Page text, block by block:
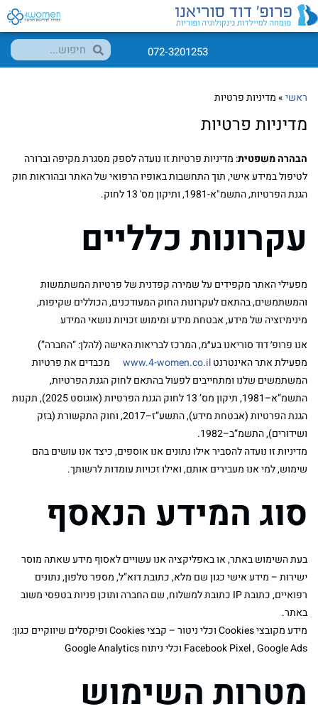
072-3201253
ראשי»מדיניות פרטיות
מדיניות פרטיות
הבהרה משפטית: מדיניות פרטיות זו נועדה לספק מסגרת מקיפה וברורה
לטיפול במידע אישי, תוך התחשבות באופיו הרפואי של האתר ובהוראות חוק
הגנת הפרטיות, התשמ"א-1981, ותיקון מס' 13 לחוק.
עקרונות כלליים
מפעילי האתר מקפידים על שמירה קפדנית של פרטיות המשתמשות
והמשתמשים, בהתאם לעקרונות החוק המעודכנים, הכוללים שקיפות,
מינימיזציה של מידע, אבטחת מידע ומימוש זכויות נושאי המידע
אנו פרופ׳ דוד סוריאנו בע״מ, המרכז לבריאות האישה (להלן: “החברה”)
מפעילת אתר האינטרנטwww.4-women.co.il מכבדים את פרטיות
המשתמשים שלנו ומתחייבים לפעול בהתאם לחוק הגנת הפרטיות,
התשמ”א–1981, תיקון מס’ 13 לחוק הגנת הפרטיות (אוגוסט 2025), תקנות
הגנת הפרטיות (אבטחת מידע), התשע”ז–2017, וחוק התקשורת (בזק
ושידורים), התשמ”ב–1982.
מדיניות זו נועדה להסביר אילו נתונים אנו אוספים, כיצד אנו עושים בהם
שימוש, למי אנו מעבירים אותם, ואילו זכויות עומדות לרשותך.
סוג המידע הנאסף
בעת השימוש באתר, או באפליקציה אנו עשויים לאסוף מידע שאתה מוסר
ישירות – מידע אישי כגון שם מלא, כתובת דוא”ל, מספר טלפון, נתונים
רפואיים, כתובת IP כתובת למשלוח, שם החברה ותוכן פניות בטפסי משוב
באתר.
מידע מקובצי Cookies וכלי ניטור – קבצי Cookies ופיקסלים שיווקיים כגון:
Facebook Pixel , Google Ads וכלי ניתוח Google Analytics
מטרות השימוש